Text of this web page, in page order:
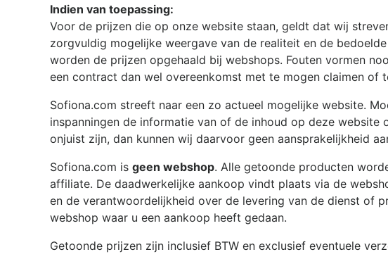
Indien van toepassing:
Voor de prijzen die op onze website staan, geldt dat wij
zorgvuldig mogelijke weergave van de realiteit en de
worden de prijzen opgehaald bij webshops. Fouten vormen
een contract dan wel overeenkomst met te mogen claimen of
Sofiona.com streeft naar een zo actueel mogelijke website.
inspanningen de informatie van of de inhoud op deze website
onjuist zijn, dan kunnen wij daarvoor geen aansprakelijkheid
Sofiona.com is geen webshop. Alle getoonde producten
affiliate. De daadwerkelijke aankoop vindt plaats via de
en de verantwoordelijkheid over de levering van de dienst of
webshop waar u een aankoop heeft gedaan.
Getoonde prijzen zijn inclusief BTW en exclusief eventuele